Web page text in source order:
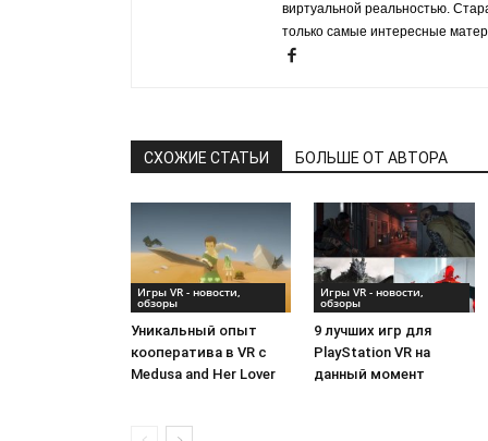
виртуальной реальностью.
только самые интересные
СХОЖИЕ СТАТЬИ БОЛЬШЕ ОТ АВТОРА
Игры VR - новости,
обзоры
Уникальный опыт
кооператива в VR с
Medusa and Her Lover
Игры VR - новости,
обзоры
9 лучших игр для
PlayStation VR на
данный момент